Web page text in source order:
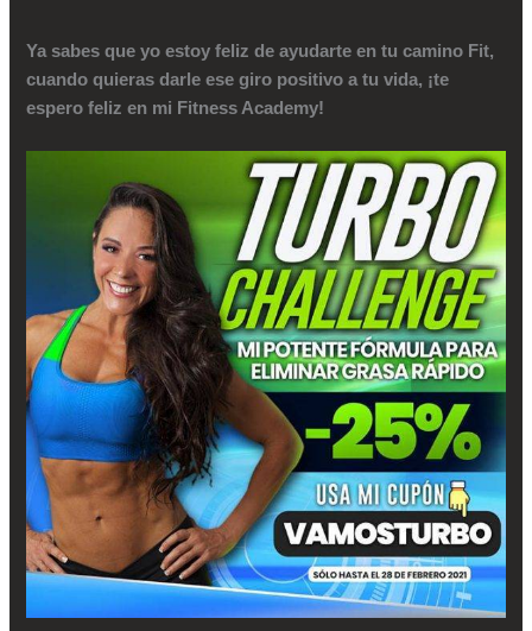
Ya sabes que yo estoy feliz de ayudarte en tu camino Fit,
cuando quieras darle ese giro positivo a tu vida, ¡te
espero feliz en mi Fitness Academy!